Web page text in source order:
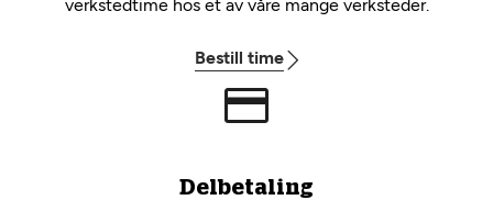
verkstedtime hos et av våre mange verksteder.
Bestill time
Delbetaling